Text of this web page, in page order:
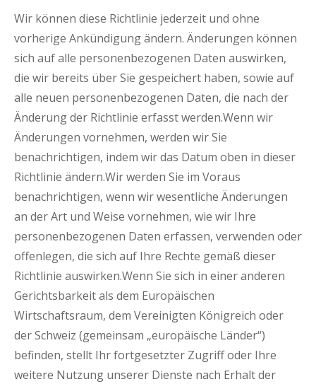
Wir können diese Richtlinie jederzeit und ohne
vorherige Ankündigung ändern. Änderungen können
sich auf alle personenbezogenen Daten auswirken,
die wir bereits über Sie gespeichert haben, sowie auf
alle neuen personenbezogenen Daten, die nach der
Änderung der Richtlinie erfasst werden.Wenn wir
Änderungen vornehmen, werden wir Sie
benachrichtigen, indem wir das Datum oben in dieser
Richtlinie ändern.Wir werden Sie im Voraus
benachrichtigen, wenn wir wesentliche Änderungen
an der Art und Weise vornehmen, wie wir Ihre
personenbezogenen Daten erfassen, verwenden oder
offenlegen, die sich auf Ihre Rechte gemäß dieser
Richtlinie auswirken.Wenn Sie sich in einer anderen
Gerichtsbarkeit als dem Europäischen
Wirtschaftsraum, dem Vereinigten Königreich oder
der Schweiz (gemeinsam „europäische Länder“)
befinden, stellt Ihr fortgesetzter Zugriff oder Ihre
weitere Nutzung unserer Dienste nach Erhalt der